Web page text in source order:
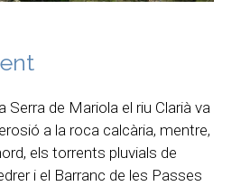
Serra de Mariola el riu Clarià va
a la roca calcària, mentre,
els torrents pluvials de
i el Barranc de les Passes